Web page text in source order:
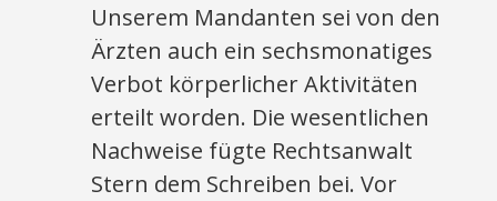
Unserem Mandanten sei von den
Ärzten auch ein sechsmonatiges
Verbot körperlicher Aktivitäten
erteilt worden. Die wesentlichen
Nachweise fügte Rechtsanwalt
Stern dem Schreiben bei. Vor